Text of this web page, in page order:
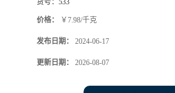
货号： 533
价格： ￥7.98/千克
发布日期： 2024-06-17
更新日期： 2026-08-07